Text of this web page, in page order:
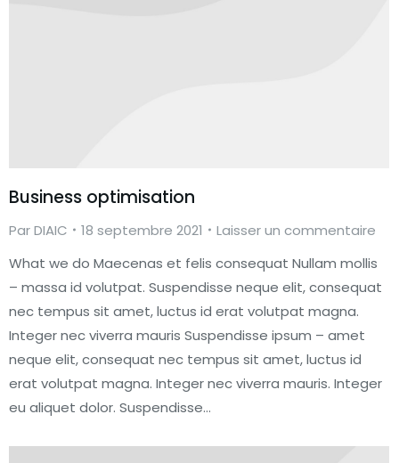
Business optimisation
ParDIAIC 18 septembre 2021
Laisser un commentaire
What we do Maecenas et felis consequat Nullam mollis
– massa id volutpat. Suspendisse neque elit, consequat
nec tempus sit amet, luctus id erat volutpat magna.
Integer nec viverra mauris Suspendisse ipsum – amet
neque elit, consequat nec tempus sit amet, luctus id
erat volutpat magna. Integer nec viverra mauris. Integer
eu aliquet dolor. Suspendisse…